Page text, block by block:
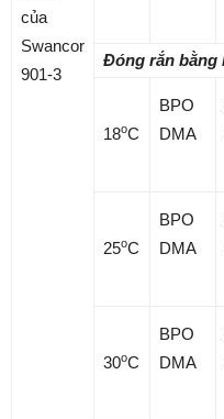
của
Swancor
901-3
Đóng rắn bằng
18oC
BPO
DMA
25oC
BPO
DMA
30oC
BPO
DMA